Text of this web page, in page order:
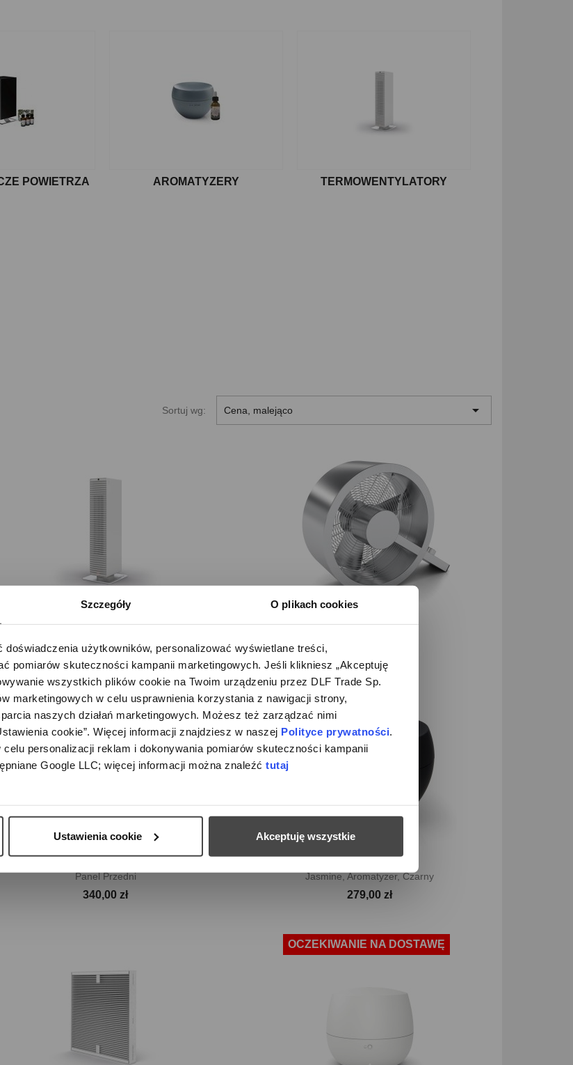
Szczegóły O plikach cookies
użytkowników, personalizować wyświetlane treści,
pomiarów skuteczności kampanii marketingowych. Jeśli klikniesz „Akceptuję
wszystkich plików cookie na Twoim urządzeniu przez DLF Trade Sp.
marketingowych w celu usprawnienia korzystania z nawigacji strony,
naszych działań marketingowych. Możesz też zarządzać nimi
cookie”. Więcej informacji znajdziesz w naszej Polityce prywatności.
personalizacji reklam i dokonywania pomiarów skuteczności kampanii
Google LLC; więcej informacji można znaleźć tutaj
Ustawienia cookie Akceptuję wszystkie
POWIETRZA AROMATYZERY TERMOWENTYLATORY
Sortuj wg: Cena, malejąco 
1 499,00 zł
Szybki podgląd
Panel Przedni
340,00 zł
Szybki podgląd
Jasmine, Aromatyzer, Czarny
279,00 zł
OCZEKIWANIE NA DOSTAWĘ